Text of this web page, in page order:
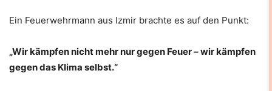
Ein Feuerwehrmann aus Izmir brachte es auf den Punkt:
„Wir kämpfen nicht mehr nur gegen Feuer – wir kämpfen
gegen das Klima selbst.“